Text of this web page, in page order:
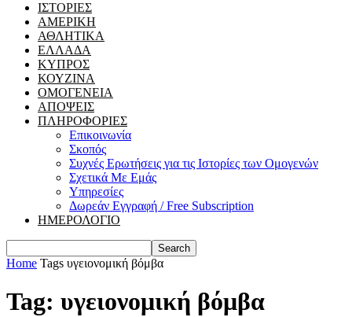
ΙΣΤΟΡΙΕΣ
ΑΜΕΡΙΚΗ
ΑΘΛΗΤΙΚΑ
ΕΛΛΑΔΑ
ΚΥΠΡΟΣ
ΚΟΥΖΙΝΑ
ΟΜΟΓΕΝΕΙΑ
ΑΠΟΨΕΙΣ
ΠΛΗΡΟΦΟΡΙΕΣ
Επικοινωνία
Σκοπός
Συχνές Ερωτήσεις για τις Ιστορίες των Ομογενών
Σχετικά Με Εμάς
Υπηρεσίες
Δωρεάν Εγγραφή / Free Subscription
ΗΜΕΡΟΛΟΓΙΟ
Home Tags υγειονομική βόμβα
Tag: υγειονομική βόμβα